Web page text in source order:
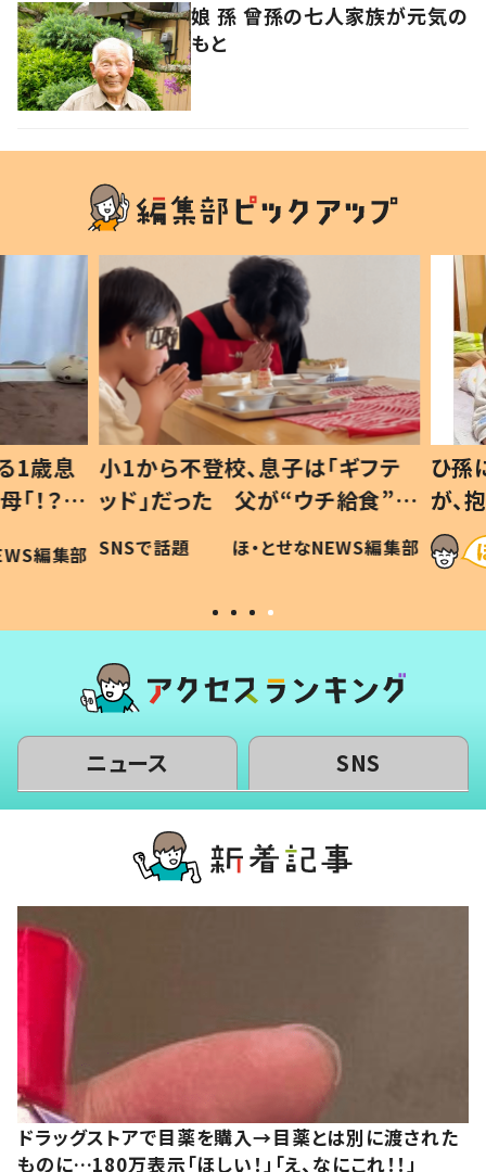
娘 孫 曾孫の七人家族が元気の
もと
歳息
？」
編集部
小1から不登校、息子は「ギフテ
ッド」だった 父が“ウチ給食”を
作り続ける理由とは #令和の親
#令和の子
SNSで話題 ほ・とせなNEWS編集部
ひ孫
が、抱
「涙
い」
ニュース SNS
ドラッグストアで目薬を購入→目薬とは別に渡された
ものに…180万表示「ほしい！」「え、なにこれ！！」